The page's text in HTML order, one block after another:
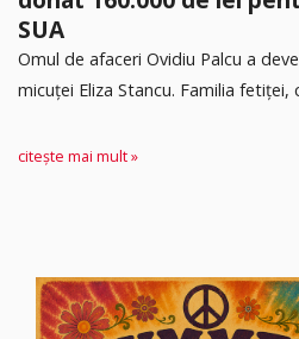
SUA
Omul de afaceri Ovidiu Palcu a
micuței Eliza Stancu. Familia fetiței,
citește mai mult »